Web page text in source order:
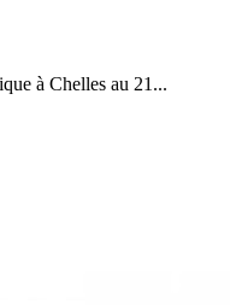
à Chelles au 21...